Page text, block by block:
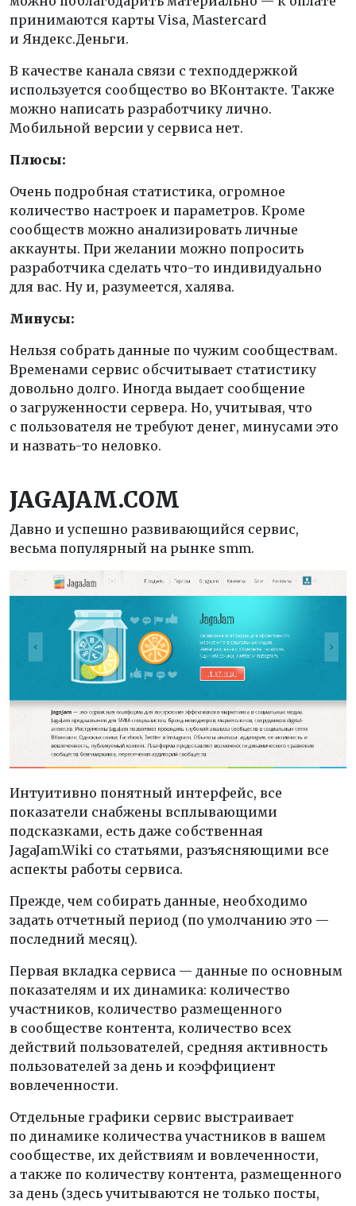
принимаются карты Visa, Mastercard
и Яндекс.Деньги.
В качестве канала связи с техподдержкой
используется сообщество во ВКонтакте. Также
можно написать разработчику лично.
Мобильной версии у сервиса нет.
Плюсы:
Очень подробная статистика, огромное
количество настроек и параметров. Кроме
сообществ можно анализировать личные
аккаунты. При желании можно попросить
разработчика сделать что-то индивидуально
для вас. Ну и, разумеется, халява.
Минусы:
Нельзя собрать данные по чужим сообществам.
Временами сервис обсчитывает статистику
довольно долго. Иногда выдает сообщение
о загруженности сервера. Но, учитывая, что
с пользователя не требуют денег, минусами это
и назвать-то неловко.
JAGAJAM.COM
Давно и успешно развивающийся сервис,
весьма популярный на рынке smm.
Интуитивно понятный интерфейс, все
показатели снабжены всплывающими
подсказками, есть даже собственная
JagaJam.Wiki со статьями, разъясняющими все
аспекты работы сервиса.
Прежде, чем собирать данные, необходимо
задать отчетный период (по умолчанию это —
последний месяц).
Первая вкладка сервиса — данные по основным
показателям и их динамика: количество
участников, количество размещенного
в сообществе контента, количество всех
действий пользователей, средняя активность
пользователей за день и коэффициент
вовлеченности.
Отдельные графики сервис выстраивает
по динамике количества участников в вашем
сообществе, их действиям и вовлеченности,
а также по количеству контента, размещенного
за день (здесь учитываются не только посты,